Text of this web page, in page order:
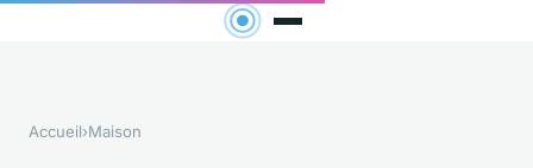
Accueil›Maison